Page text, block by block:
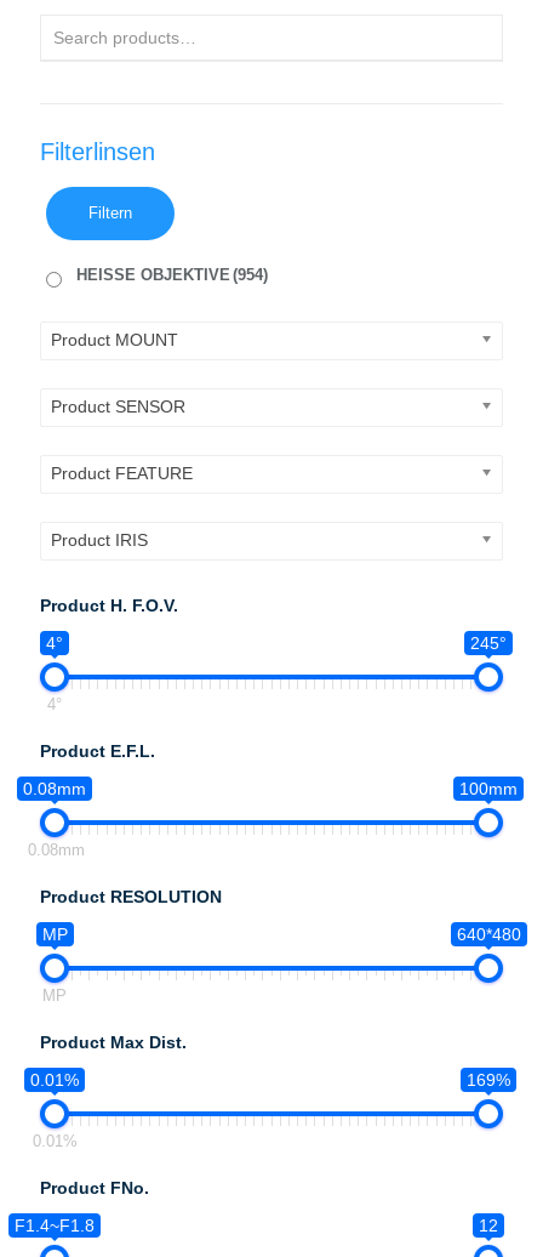
Filterlinsen
Filtern
HEISSE OBJEKTIVE(954)
Product MOUNT
Product SENSOR
Product FEATURE
Product IRIS
Product H. F.O.V.
4°
245°
4°
Product E.F.L.
0.08mm
100mm
0.08mm
Product RESOLUTION
MP
640*480
MP
Product Max Dist.
0.01%
169%
0.01%
Product FNo.
F1.4~F1.8
12